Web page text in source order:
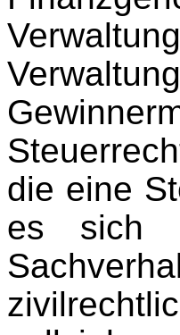
die eine
es sich